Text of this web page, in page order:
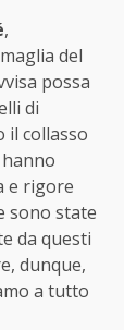
,
del
possa
di
il collasso
hanno
e rigore
sono state
da questi
dunque,
a tutto